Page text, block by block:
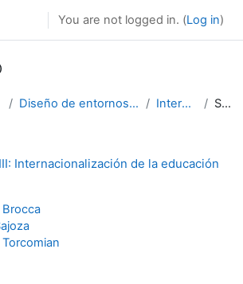
You are not logged in. (Log in)
Diseño de entornos virtuales para la educación sup... Internacionalización Summary
Internacionalización de la educación